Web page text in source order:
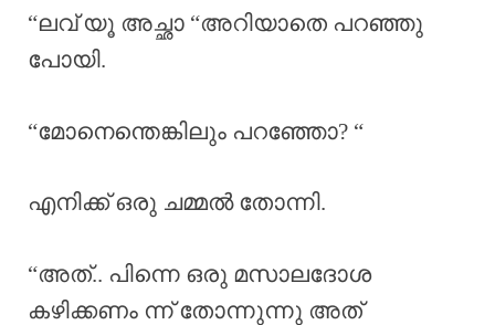
“ലവ് യൂ അച്ഛാ “അറിയാതെ പറഞ്ഞു
പോയി.
“മോനെന്തെങ്കിലും പറഞ്ഞോ? “
എനിക്ക് ഒരു ചമ്മൽ തോന്നി.
“അത്.. പിന്നെ ഒരു മസാലദോശ
കഴിക്കണം ന്ന് തോന്നുന്നു അത്